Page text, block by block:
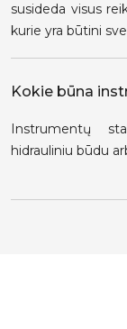
susideda visus
kurie yra būtini
Kokie būna
Instrumentų
hidrauliniu būdu